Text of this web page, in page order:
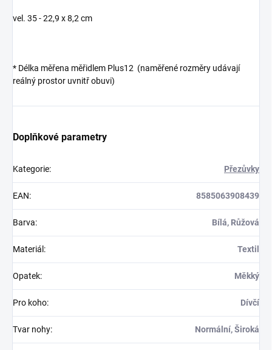
vel. 35 - 22,9 x 8,2 cm
* Délka měřena měřidlem Plus12 (naměřené rozměry udávají
reálný prostor uvnitř obuvi)
Doplňkové parametry
Kategorie: Přezůvky
EAN: 8585063908439
Barva: Bílá, Růžová
Materiál : Textil
Opatek: Měkký
Pro koho: Dívčí
Tvar nohy: Normální, Široká